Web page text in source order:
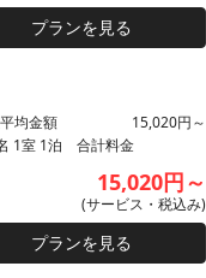
プランを見る
均金額
15,020円～
1室 1泊 合計料金
15,020円～
(サービス・税込み)
プランを見る